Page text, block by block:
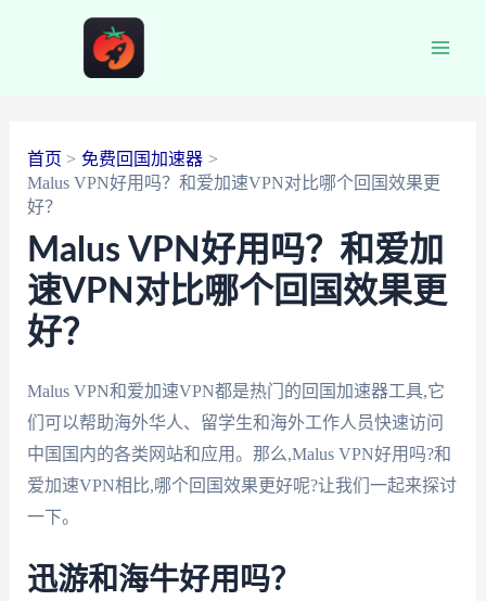
首页
免费回国加速器
Malus VPN好用吗？和爱加速VPN对比哪个回国效果更
好？
Malus VPN好用吗？和爱加
速VPN对比哪个回国效果更
好？
Malus VPN和爱加速VPN都是热门的回国加速器工具,它
们可以帮助海外华人、留学生和海外工作人员快速访问
中国国内的各类网站和应用。那么,Malus VPN好用吗?和
爱加速VPN相比,哪个回国效果更好呢?让我们一起来探讨
一下。
迅游和海牛好用吗？